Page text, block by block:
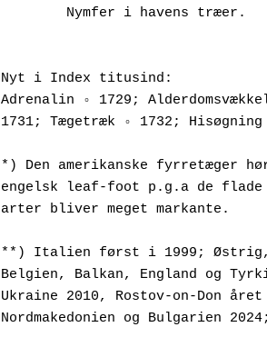
        Nymfer i havens træer.
Nyt i Index titusind:
Adrenalin ◦ 1729;
1731; Tægetræk ◦ 1732;
*) Den amerikanske fyrretæger
engelsk leaf-foot p.g.a de flade
arter bliver meget markante.
**) Italien først i 1999; Østrig,
Belgien, Balkan, England og
Ukraine 2010, Rostov-on-Don
Nordmakedonien og Bulgarien